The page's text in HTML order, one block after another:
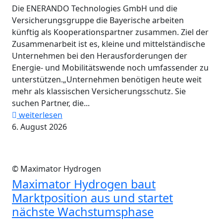
Die ENERANDO Technologies GmbH und die
Versicherungsgruppe die Bayerische arbeiten
künftig als Kooperationspartner zusammen. Ziel der
Zusammenarbeit ist es, kleine und mittelständische
Unternehmen bei den Herausforderungen der
Energie- und Mobilitätswende noch umfassender zu
unterstützen.„Unternehmen benötigen heute weit
mehr als klassischen Versicherungsschutz. Sie
suchen Partner, die...
weiterlesen
6. August 2026
© Maximator Hydrogen
Maximator Hydrogen baut
Marktposition aus und startet
nächste Wachstumsphase